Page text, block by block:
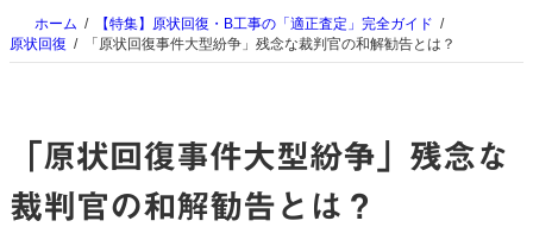
ホーム
【特集】原状回復・B工事の「適正査定」完全ガイド
原状回復
「原状回復事件大型紛争」残念な裁判官の和解勧告とは？
「原状回復事件大型紛争」残念な
裁判官の和解勧告とは？